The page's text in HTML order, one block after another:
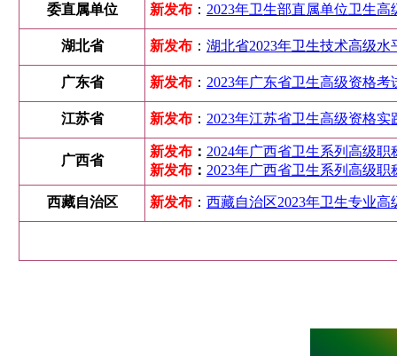
委直属单位 新发布 ： 2023年卫生部直属单位卫生
湖北省 新发布 ： 湖北省2023年卫生技术高级
广东省 新发布 ： 2023年广东省卫生高级资格
江苏省 新发布 ： 2023年江苏省卫生高级资格
广西省
新发布 ： 2024年广西省卫生系列高级
新发布 ： 2023年广西省卫生系列高级
西藏自治区 新发布 ： 西藏自治区2023年卫生专业